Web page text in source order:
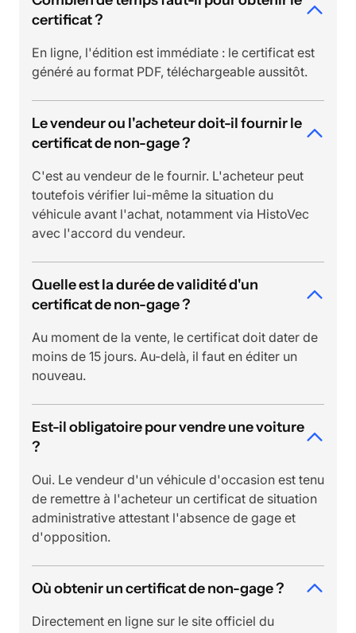
certificat ?
En ligne, l'édition est immédiate : le certificat est
généré au format PDF, téléchargeable aussitôt.
Le vendeur ou l'acheteur doit-il fournir le
certificat de non-gage ?
C'est au vendeur de le fournir. L'acheteur peut
toutefois vérifier lui-même la situation du
véhicule avant l'achat, notamment via HistoVec
avec l'accord du vendeur.
Quelle est la durée de validité d'un
certificat de non-gage ?
Au moment de la vente, le certificat doit dater de
moins de 15 jours. Au-delà, il faut en éditer un
nouveau.
Est-il obligatoire pour vendre une voiture
?
Oui. Le vendeur d'un véhicule d'occasion est tenu
de remettre à l'acheteur un certificat de situation
administrative attestant l'absence de gage et
d'opposition.
Où obtenir un certificat de non-gage ?
Directement en ligne sur le site officiel du